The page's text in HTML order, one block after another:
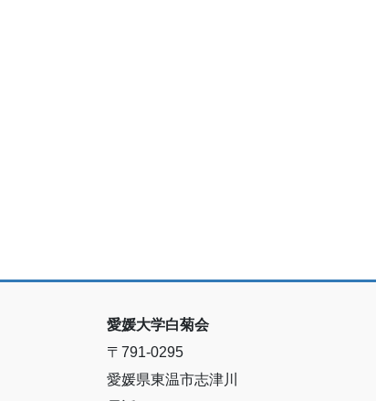
愛媛大学白菊会
〒791-0295
愛媛県東温市志津川